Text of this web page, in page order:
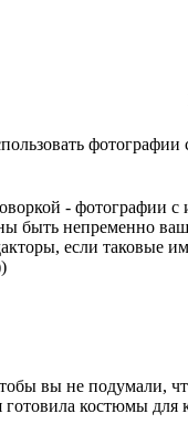
- фотографии с
непременно
если таковые
вы не подумали,
костюмы